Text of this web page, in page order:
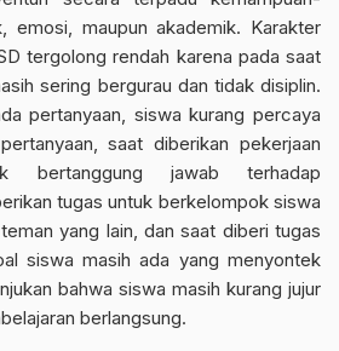
emosi, maupun akademik. Karakter
tergolong rendah karena pada saat
sering bergurau dan tidak disiplin.
pertanyaan, siswa kurang percaya
saat diberikan pekerjaan
bertanggung jawab terhadap
tugas untuk berkelompok siswa
yang lain, dan saat diberi tugas
siswa masih ada yang menyontek
bahwa siswa masih kurang jujur
berlangsung.